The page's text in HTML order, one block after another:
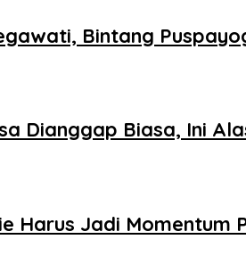
Bintang
Dianggap Biasa, Ini
Harus Jadi